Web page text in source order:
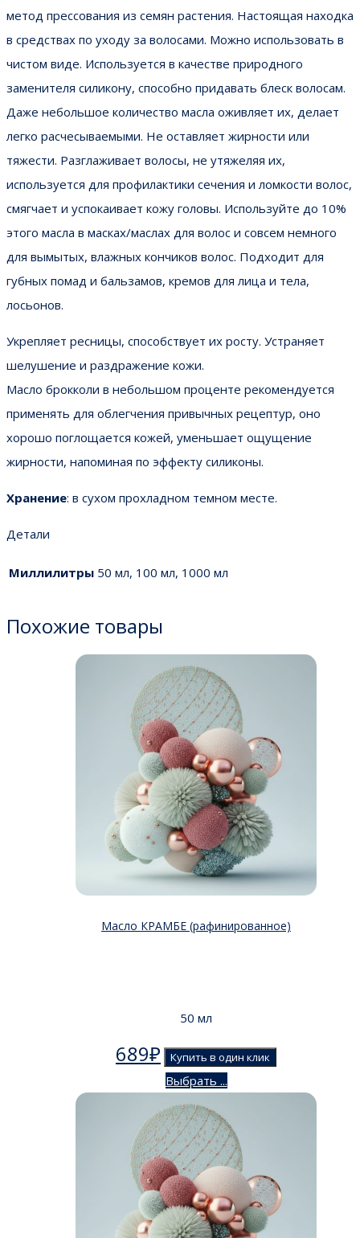
метод прессования из семян растения. Настоящая находка
в средствах по уходу за волосами. Можно использовать в
чистом виде. Используется в качестве природного
заменителя силикону, способно придавать блеск волосам.
Даже небольшое количество масла оживляет их, делает
легко расчесываемыми. Не оставляет жирности или
тяжести. Разглаживает волосы, не утяжеляя их,
используется для профилактики сечения и ломкости волос,
смягчает и успокаивает кожу головы. Используйте до 10%
этого масла в масках/маслах для волос и совсем немного
для вымытых, влажных кончиков волос. Подходит для
губных помад и бальзамов, кремов для лица и тела,
лосьонов.
Укрепляет ресницы, способствует их росту. Устраняет
шелушение и раздражение кожи.
Масло брокколи в небольшом проценте рекомендуется
применять для облегчения привычных рецептур, оно
хорошо поглощается кожей, уменьшает ощущение
жирности, напоминая по эффекту силиконы.
Хранение: в сухом прохладном темном месте.
Детали
Миллилитры 50 мл, 100 мл, 1000 мл
Похожие товары
Масло КРАМБЕ (рафинированное)
50 мл
689₽ Купить в один клик
Выбрать ...